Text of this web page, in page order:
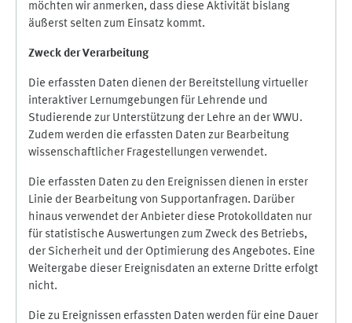
möchten wir anmerken, dass diese Aktivität bislang
äußerst selten zum Einsatz kommt.
Zweck der Verarbeitung
Die erfassten Daten dienen der Bereitstellung virtueller
interaktiver Lernumgebungen für Lehrende und
Studierende zur Unterstützung der Lehre an der WWU.
Zudem werden die erfassten Daten zur Bearbeitung
wissenschaftlicher Fragestellungen verwendet.
Die erfassten Daten zu den Ereignissen dienen in erster
Linie der Bearbeitung von Supportanfragen. Darüber
hinaus verwendet der Anbieter diese Protokolldaten nur
für statistische Auswertungen zum Zweck des Betriebs,
der Sicherheit und der Optimierung des Angebotes. Eine
Weitergabe dieser Ereignisdaten an externe Dritte erfolgt
nicht.
Die zu Ereignissen erfassten Daten werden für eine Dauer